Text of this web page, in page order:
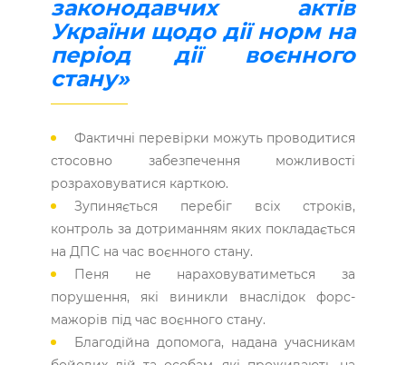
законодавчих актів
України щодо дії норм на
період дії воєнного
стану»
Фактичні перевірки можуть проводитися
стосовно забезпечення можливості
розраховуватися карткою.
Зупиняється перебіг всіх строків,
контроль за дотриманням яких покладається
на ДПС на час воєнного стану.
Пеня не нараховуватиметься за
порушення, які виникли внаслідок форс-
мажорів під час воєнного стану.
Благодійна допомога, надана учасникам